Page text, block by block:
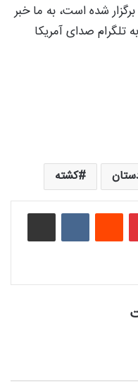
شده است، به ما خبر
صدای آمریکا
کشته
‫پین‌ترست ‫رددیت